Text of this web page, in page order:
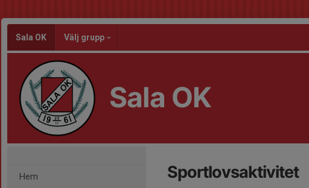
Sala OK Välj grupp
Sala OK
Hem Sportlovsaktivitet